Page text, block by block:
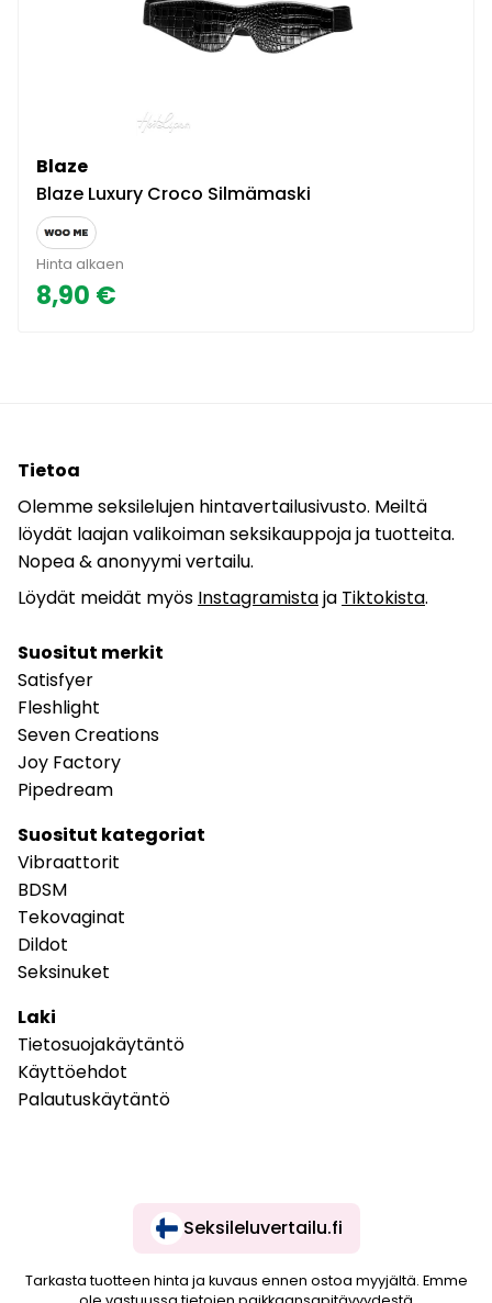
Blaze
Blaze Luxury Croco Silmämaski
Hinta alkaen
8,90 €
Tietoa
Olemme seksilelujen hintavertailusivusto. Meiltä
löydät laajan valikoiman seksikauppoja ja tuotteita.
Nopea & anonyymi vertailu.
Löydät meidät myös Instagramistaja Tiktokista.
Suositut merkit
Satisfyer
Fleshlight
Seven Creations
Joy Factory
Pipedream
Suositut kategoriat
Vibraattorit
BDSM
Tekovaginat
Dildot
Seksinuket
Laki
Tietosuojakäytäntö
Käyttöehdot
Palautuskäytäntö
Seksileluvertailu.fi
Tarkasta tuotteen hinta ja kuvaus ennen ostoa myyjältä. Emme